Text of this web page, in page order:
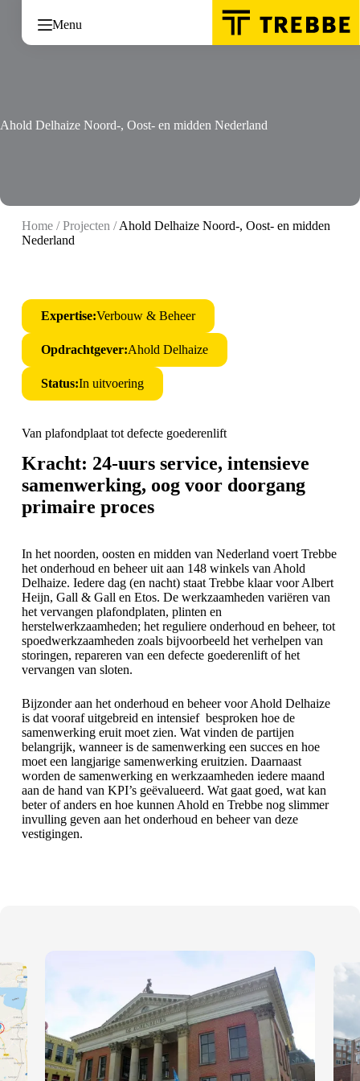
inhoud
Menu
Ahold Delhaize Noord-, Oost- en midden Nederland
Home/Projecten /Ahold Delhaize Noord-, Oost- en midden
Nederland
Expertise:Verbouw & Beheer
Opdrachtgever:Ahold Delhaize
Status:In uitvoering
Van plafondplaat tot defecte goederenlift
Kracht: 24-uurs service, intensieve
samenwerking, oog voor doorgang
primaire proces
In het noorden, oosten en midden van Nederland voert Trebbe
het onderhoud en beheer uit aan 148 winkels van Ahold
Delhaize. Iedere dag (en nacht) staat Trebbe klaar voor Albert
Heijn, Gall & Gall en Etos. De werkzaamheden variëren van
het vervangen plafondplaten, plinten en
herstelwerkzaamheden; het reguliere onderhoud en beheer, tot
spoedwerkzaamheden zoals bijvoorbeeld het verhelpen van
storingen, repareren van een defecte goederenlift of het
vervangen van sloten.
Bijzonder aan het onderhoud en beheer voor Ahold Delhaize
is dat vooraf uitgebreid en intensief besproken hoe de
samenwerking eruit moet zien. Wat vinden de partijen
belangrijk, wanneer is de samenwerking een succes en hoe
moet een langjarige samenwerking eruitzien. Daarnaast
worden de samenwerking en werkzaamheden iedere maand
aan de hand van KPI’s geëvalueerd. Wat gaat goed, wat kan
beter of anders en hoe kunnen Ahold en Trebbe nog slimmer
invulling geven aan het onderhoud en beheer van deze
vestigingen.